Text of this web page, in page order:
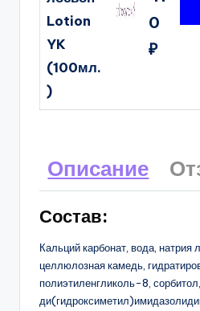
Lotion
YK
(100мл.
)
0
₽
Описание
Состав:
Кальций карбонат, вода, натрия
целлюлозная камедь,
полиэтиленгликоль-8, сорбитол,